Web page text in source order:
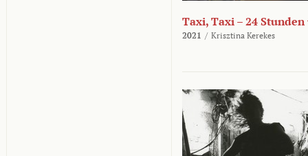
Taxi, Taxi – 24
2021 / Krisztina Kerekes